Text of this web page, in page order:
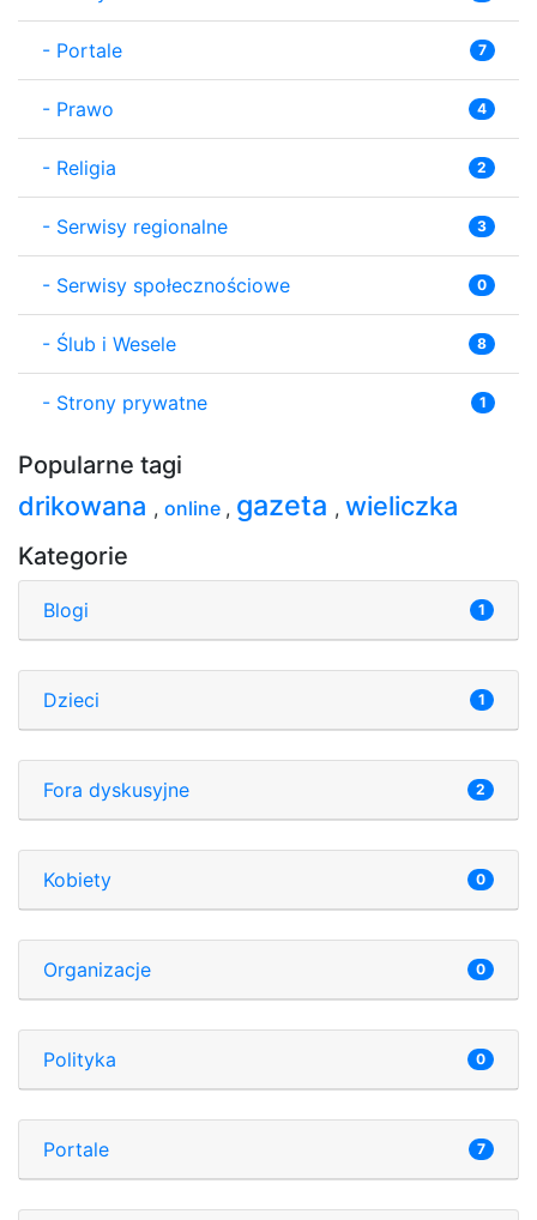
- Portale 7
- Prawo 4
- Religia 2
- Serwisy regionalne 3
- Serwisy społecznościowe 0
- Ślub i Wesele 8
- Strony prywatne 1
Popularne tagi
drikowana , online , gazeta , wieliczka
Kategorie
Blogi 1
Dzieci 1
Fora dyskusyjne 2
Kobiety 0
Organizacje 0
Polityka 0
Portale 7